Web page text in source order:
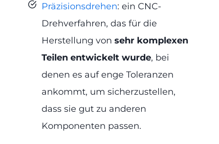
Präzisionsdrehen: ein CNC-
Drehverfahren, das für die
Herstellung vonsehr komplexen
Teilen entwickelt wurde, bei
denen es auf enge Toleranzen
ankommt, um sicherzustellen,
dass sie gut zu anderen
Komponenten passen.